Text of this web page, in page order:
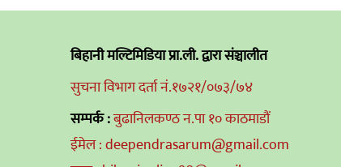
बिहानी मल्टिमिडिया प्रा.ली. द्वारा संञ्चालीत
सुचना विभाग दर्ता नं.१७२१/०७३/७४
सम्पर्क :बुढानिलकण्ठ न.पा १० काठमाडौं
ईमेल : deependrasarum@gmail.com